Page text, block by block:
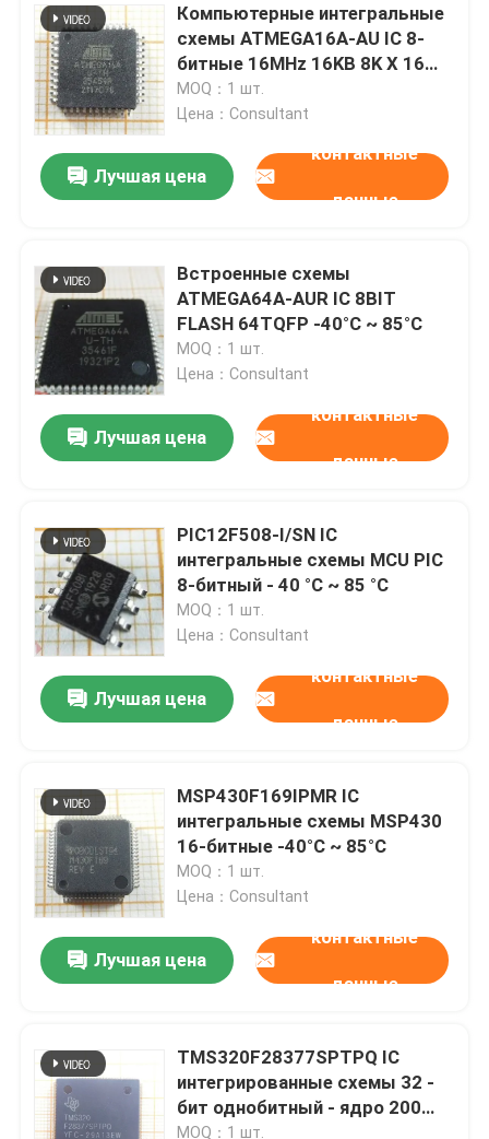
Компьютерные интегральные
схемы ATMEGA16A-AU IC 8-
битные 16MHz 16KB 8K X 16
44-TQFP
MOQ：1 шт.
Цена：Consultant
Лучшая цена
контактные
данные
Встроенные схемы
ATMEGA64A-AUR IC 8BIT
FLASH 64TQFP -40°C ~ 85°C
MOQ：1 шт.
Цена：Consultant
Лучшая цена
контактные
данные
PIC12F508-I/SN IC
интегральные схемы MCU PIC
8-битный - 40 °C ~ 85 °C
MOQ：1 шт.
Цена：Consultant
Лучшая цена
контактные
данные
MSP430F169IPMR IC
интегральные схемы MSP430
16-битные -40°C ~ 85°C
MOQ：1 шт.
Цена：Consultant
Лучшая цена
контактные
данные
TMS320F28377SPTPQ IC
интегрированные схемы 32 -
бит однобитный - ядро 200
МГц
MOQ：1 шт.